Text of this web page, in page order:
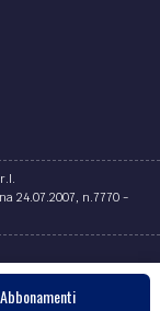
24.07.2007, n.7770 -
Abbonamenti